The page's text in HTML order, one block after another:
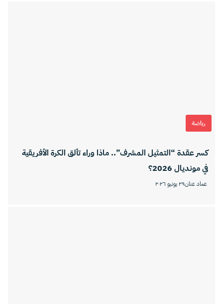
رياضة
كسر عقدة “التمثيل المشرف”.. ماذا وراء تألق الكرة الأفريقية
في مونديال 2026؟
عماد عنان٢٩ يونيو ٢٠٢٦